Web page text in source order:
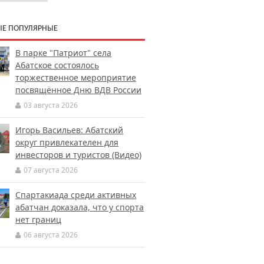
ПОПУЛЯРНЫЕ
В парке "Патриот" села
Абатское состоялось
торжественное мероприятие
посвящённое Дню ВДВ России
03 августа 2026
Игорь Васильев: Абатский
округ привлекателен для
инвесторов и туристов (Видео)
07 августа 2026
Спартакиада среди активных
абатчан доказала, что у спорта
нет границ
06 августа 2026